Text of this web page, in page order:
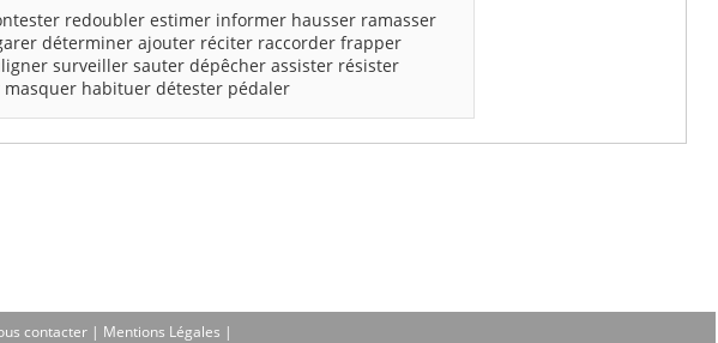
redoubler estimer informer hausser ramasser
déterminer ajouter réciter raccorder frapper
surveiller sauter dépêcher assister résister
masquer habituer détester pédaler
contacter | Mentions Légales |